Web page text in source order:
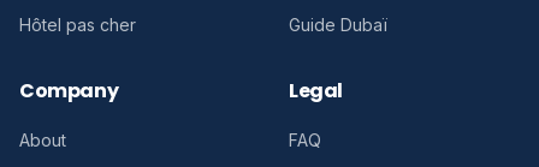
Hôtel pas cher
Guide Dubaï
Company
About
Legal
FAQ